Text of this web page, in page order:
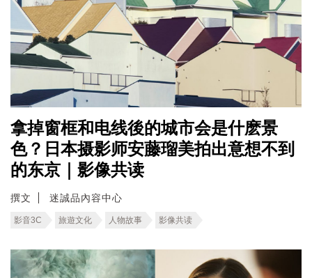
拿掉窗框和电线後的城市会是什麽景
色？日本摄影师安藤瑠美拍出意想不到
的东京｜影像共读
撰文 迷誠品內容中心
影音3C 旅遊文化 人物故事 影像共读